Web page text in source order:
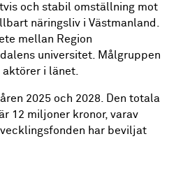
och stabil omställning mot
näringsliv i Västmanland.
mellan Region
universitet. Målgruppen
i länet.
2025 och 2028. Den totala
12 miljoner kronor, varav
har beviljat